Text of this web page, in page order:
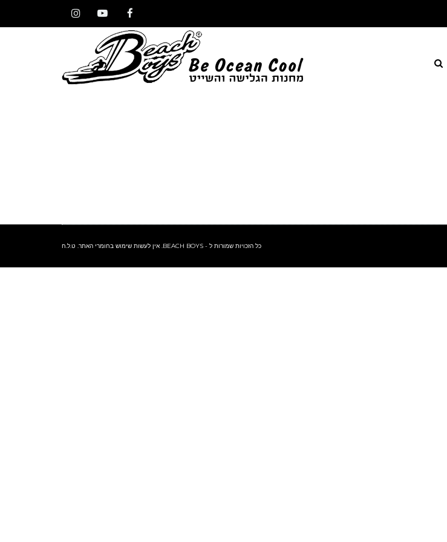
Facebook
YouTube
Instagram
כל הזכויות שמורות ל - BEACH BOYS. אין לעשות שימוש בחומרי האתר. ט.ל.ח